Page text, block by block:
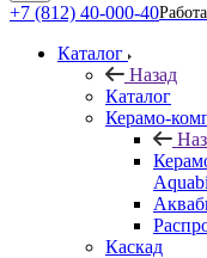
+7 (812) 40-000-40
Каталог
Назад
Каталог
Керамо-
Каскад